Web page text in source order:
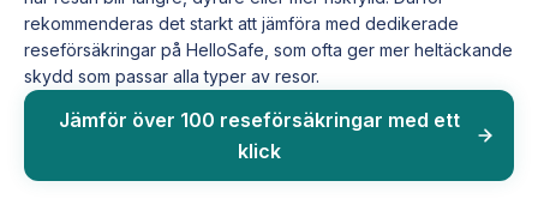
rekommenderas det starkt att jämföra med dedikerade
reseförsäkringar på HelloSafe, som ofta ger mer heltäckande
skydd som passar alla typer av resor.
Jämför över 100 reseförsäkringar med ett
klick